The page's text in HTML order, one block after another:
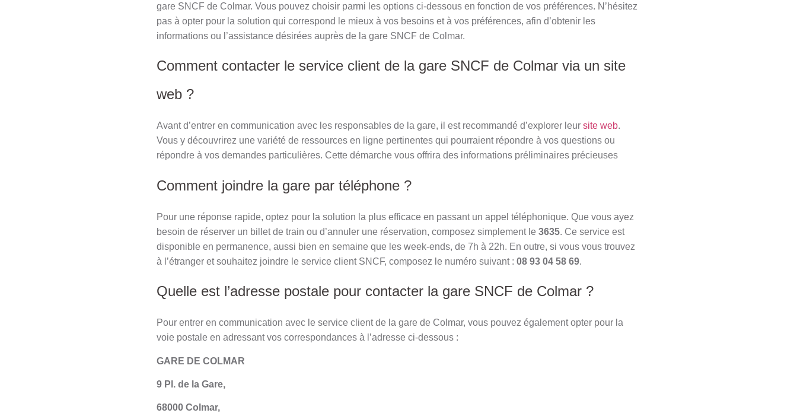
gare SNCF de Colmar. Vous pouvez choisir parmi les options ci-dessous en fonction de vos préférences. N’hésitez
pas à opter pour la solution qui correspond le mieux à vos besoins et à vos préférences, afin d’obtenir les
informations ou l’assistance désirées auprès de la gare SNCF de Colmar.
Comment contacter le service client de la gare SNCF de Colmar via un site
web ?
Avant d’entrer en communication avec les responsables de la gare, il est recommandé d’explorer leur site web.
Vous y découvrirez une variété de ressources en ligne pertinentes qui pourraient répondre à vos questions ou
répondre à vos demandes particulières. Cette démarche vous offrira des informations préliminaires précieuses
Comment joindre la gare par téléphone ?
Pour une réponse rapide, optez pour la solution la plus efficace en passant un appel téléphonique. Que vous ayez
besoin de réserver un billet de train ou d’annuler une réservation, composez simplement le 3635. Ce service est
disponible en permanence, aussi bien en semaine que les week-ends, de 7h à 22h. En outre, si vous vous trouvez
à l’étranger et souhaitez joindre le service client SNCF, composez le numéro suivant : 08 93 04 58 69.
Quelle est l’adresse postale pour contacter la gare SNCF de Colmar ?
Pour entrer en communication avec le service client de la gare de Colmar, vous pouvez également opter pour la
voie postale en adressant vos correspondances à l’adresse ci-dessous :
GARE DE COLMAR
9 Pl. de la Gare,
68000 Colmar,